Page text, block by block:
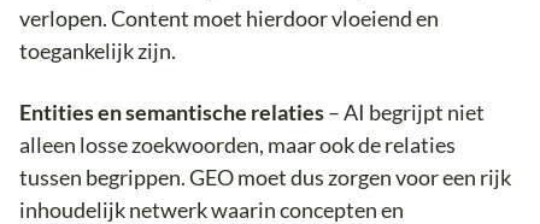
verlopen. Content moet hierdoor vloeiend en
toegankelijk zijn.
Entities en semantische relaties– AI begrijpt niet
alleen losse zoekwoorden, maar ook de relaties
tussen begrippen. GEO moet dus zorgen voor een rijk
inhoudelijk netwerk waarin concepten en